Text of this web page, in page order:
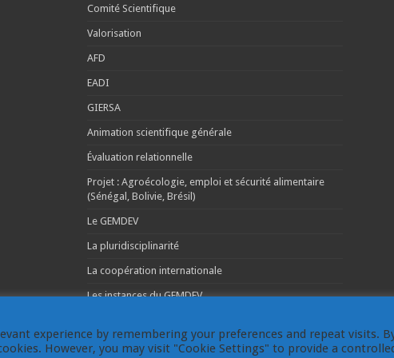
Comité Scientifique
Valorisation
AFD
EADI
GIERSA
Animation scientifique générale
Évaluation relationnelle
Projet : Agroécologie, emploi et sécurité alimentaire
(Sénégal, Bolivie, Brésil)
Le GEMDEV
La pluridisciplinarité
La coopération internationale
Les instances du GEMDEV
experience by remembering your preferences and repeat visits.
However, you may visit "Cookie Settings" to provide a